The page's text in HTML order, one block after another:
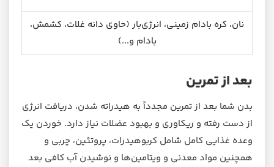
نان، کره بادام زمینی، انرژی‌بار (حاوی دانه غلات، کشمش،
بادام و...)
بعد از تمرین
بدن شما بعد از تمرین مجدداً به هیدراته شدن، دریافت انرژی
از دست رفته و ریکاوری و بهبود عضلات نیاز دارد. خوردن یک
وعده غذایی کامل شامل کربوهیدرات، پروتئین، چربی و
همچنین مواد معدنی و ویتامین‌ها و نوشیدن آب کافی بعد